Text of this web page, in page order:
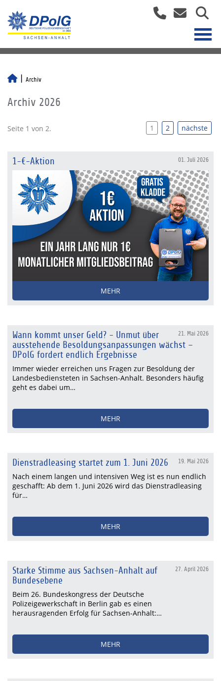
Archiv
Archiv 2026
Seite 1 von 2. 1 2 nächste
01. Juli 2026
1-€-Aktion
MEHR
21. Mai 2026
Wann kommt unser Geld? - Unmut über
ausstehende Besoldungsanpassungen wächst –
DPolG fordert endlich Ergebnisse
Immer wieder erreichen uns Fragen zur Besoldung der
Landesbediensteten in Sachsen-Anhalt. Besonders häufig
geht es dabei um…
MEHR
19. Mai 2026
Dienstradleasing startet zum 1. Juni 2026
Nach einem langen und intensiven Weg ist es nun endlich
geschafft: Ab dem 1. Juni 2026 wird das Dienstradleasing
für…
MEHR
27. April 2026
Starke Stimme aus Sachsen-Anhalt auf
Bundesebene
Beim 26. Bundeskongress der Deutsche
Polizeigewerkschaft in Berlin gab es einen
herausragenden Erfolg für Sachsen-Anhalt:…
MEHR